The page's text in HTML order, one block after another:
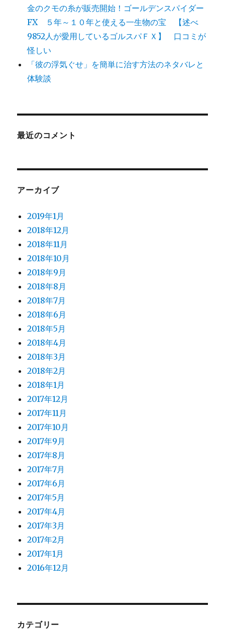
金のクモの糸が販売開始！ゴールデンスパイダー
FX ５年～１０年と使える一生物の宝 【述べ
9852人が愛用しているゴルスパＦＸ】 口コミが
怪しい
「彼の浮気ぐせ」を簡単に治す方法のネタバレと
体験談
最近のコメント
アーカイブ
2019年1月
2018年12月
2018年11月
2018年10月
2018年9月
2018年8月
2018年7月
2018年6月
2018年5月
2018年4月
2018年3月
2018年2月
2018年1月
2017年12月
2017年11月
2017年10月
2017年9月
2017年8月
2017年7月
2017年6月
2017年5月
2017年4月
2017年3月
2017年2月
2017年1月
2016年12月
カテゴリー